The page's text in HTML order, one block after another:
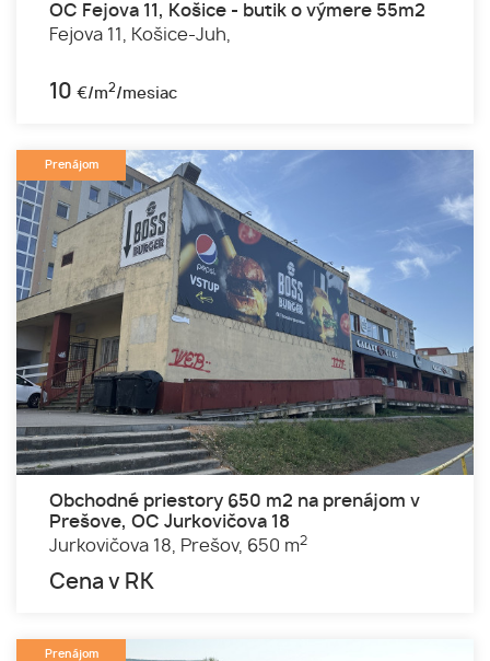
OC Fejova 11, Košice - butik o výmere 55m2
Fejova 11,
Košice-Juh,
10 €/m2/mesiac
Prenájom
Obchodné priestory 650 m2 na prenájom v
Prešove, OC Jurkovičova 18
Jurkovičova 18,
Prešov, 650 m2
Cena v RK
Prenájom